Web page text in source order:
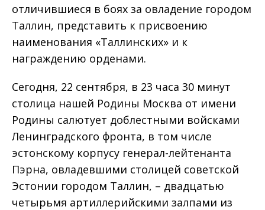
отличившиеся в боях за овладение городом
Таллин, представить к присвоению
наименования «Таллинских» и к
награждению орденами.
Сегодня, 22 сентября, в 23 часа 30 минут
столица нашей Родины Москва от имени
Родины салютует доблестными войсками
Ленинградского фронта, в том числе
эстонскому корпусу генерал-лейтенанта
Пэрна, овладевшими столицей советской
Эстонии городом Таллин, – двадцатью
четырьмя артиллерийскими залпами из